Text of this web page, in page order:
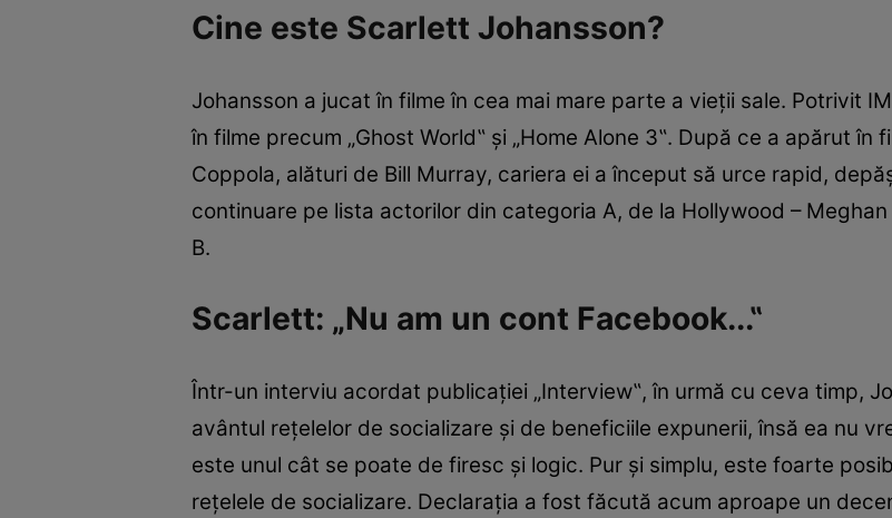
Cine este Scarlett Johansson?
Johansson a jucat în filme în cea mai mare parte a vieţii sale. Potrivit
în filme precum „Ghost World‟ şi „Home Alone 3‟. După ce a apărut în
Coppola, alături de Bill Murray, cariera ei a început să urce rapid,
continuare pe lista actorilor din categoria A, de la Hollywood –
B.
Scarlett: „Nu am un cont Facebook...‟
Într-un interviu acordat publicaţiei „Interview‟, în urmă cu ceva timp,
avântul reţelelor de socializare şi de beneficiile expunerii, însă ea nu
este unul cât se poate de firesc şi logic. Pur şi simplu, este foarte
reţelele de socializare. Declaraţia a fost făcută acum aproape un